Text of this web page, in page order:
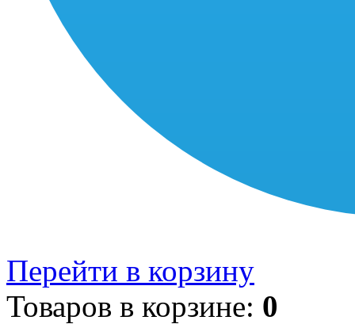
Перейти в корзину
Товаров в корзине: 0